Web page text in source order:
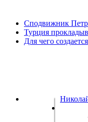
Сподвижник
Турция
Для чего